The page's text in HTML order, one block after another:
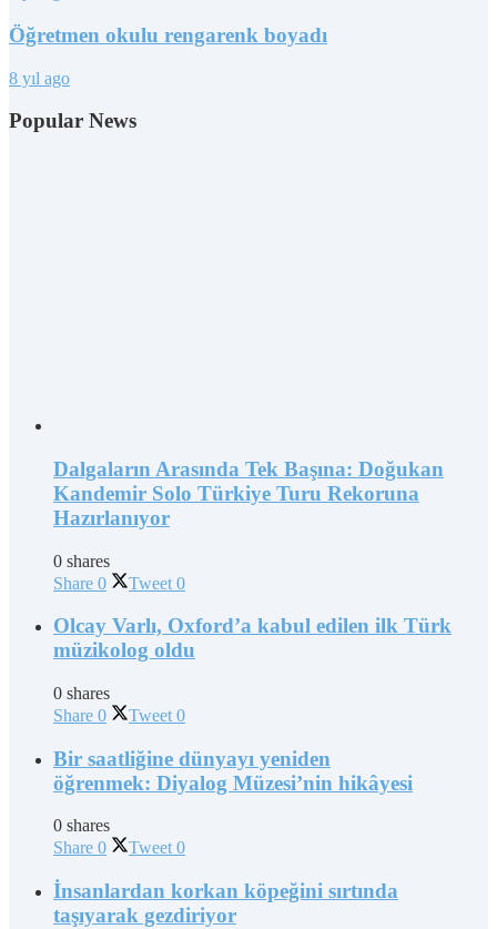
Öğretmen okulu rengarenk boyadı
8 yıl ago
Popular News
Dalgaların Arasında Tek Başına: Doğukan
Kandemir Solo Türkiye Turu Rekoruna
Hazırlanıyor
0 shares
Share 0 Tweet 0
Olcay Varlı, Oxford’a kabul edilen ilk Türk
müzikolog oldu
0 shares
Share 0 Tweet 0
Bir saatliğine dünyayı yeniden
öğrenmek: Diyalog Müzesi’nin hikâyesi
0 shares
Share 0 Tweet 0
İnsanlardan korkan köpeğini sırtında
taşıyarak gezdiriyor